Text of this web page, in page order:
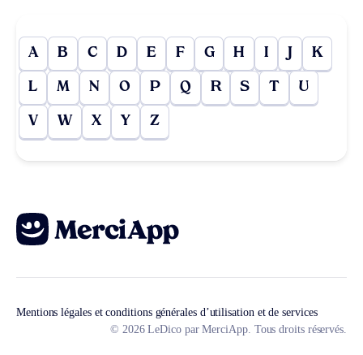
A B C D E F G H I J K
L M N O P Q R S T U
V W X Y Z
Mentions légales et conditions générales d’utilisation et de services
© 2026 LeDico par MerciApp. Tous droits réservés.